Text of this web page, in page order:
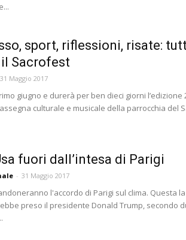
sport, riflessioni, risate:
Sacrofest
31 Maggio 2017
giugno e durerà per ben dieci giorni l’edizione
culturale e musicale della parrocchia del
fuori dall’intesa di Parigi
- 31 Maggio 2017
l'accordo di Parigi sul clima. Questa la
preso il presidente Donald Trump, secondo